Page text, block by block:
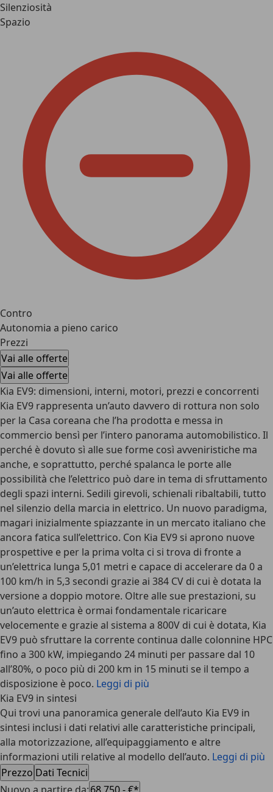
Silenziosità
Spazio
Contro
Autonomia a pieno carico
Prezzi
Vai alle offerte
Vai alle offerte
Kia EV9: dimensioni, interni, motori, prezzi e concorrenti
Kia EV9 rappresenta un’auto davvero di rottura non solo
per la Casa coreana che l’ha prodotta e messa in
commercio bensì per l’intero panorama automobilistico. Il
perché è dovuto sì alle sue forme così avveniristiche ma
anche, e soprattutto, perché spalanca le porte alle
possibilità che l’elettrico può dare in tema di sfruttamento
degli spazi interni. Sedili girevoli, schienali ribaltabili, tutto
nel silenzio della marcia in elettrico. Un nuovo paradigma,
magari inizialmente spiazzante in un mercato italiano che
ancora fatica sull’elettrico. Con Kia EV9 si aprono nuove
prospettive e per la prima volta ci si trova di fronte a
un’elettrica lunga 5,01 metri e capace di accelerare da 0 a
100 km/h in 5,3 secondi grazie ai 384 CV di cui è dotata la
versione a doppio motore. Oltre alle sue prestazioni, su
un’auto elettrica è ormai fondamentale ricaricare
velocemente e grazie al sistema a 800V di cui è dotata, Kia
EV9 può sfruttare la corrente continua dalle colonnine HPC
fino a 300 kW, impiegando 24 minuti per passare dal 10
all’80%, o poco più di 200 km in 15 minuti se il tempo a
disposizione è poco. Leggi di più
Kia EV9 in sintesi
Qui trovi una panoramica generale dell’auto Kia EV9 in
sintesi inclusi i dati relativi alle caratteristiche principali,
alla motorizzazione, all’equipaggiamento e altre
informazioni utili relative al modello dell’auto. Leggi di più
Prezzo Dati Tecnici